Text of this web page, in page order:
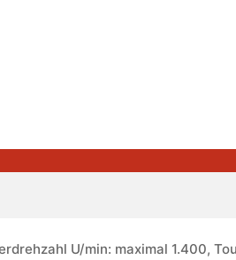
U/min: maximal 1.400,